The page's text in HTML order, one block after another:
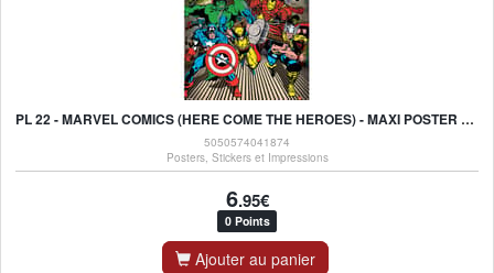
PL 22 - MARVEL COMICS (HERE COME THE HEROES) - MAXI POSTER 91X61CM
5050574041874
Posters, Stickers et Impressions
6.95€
0 Points
Ajouter au panier